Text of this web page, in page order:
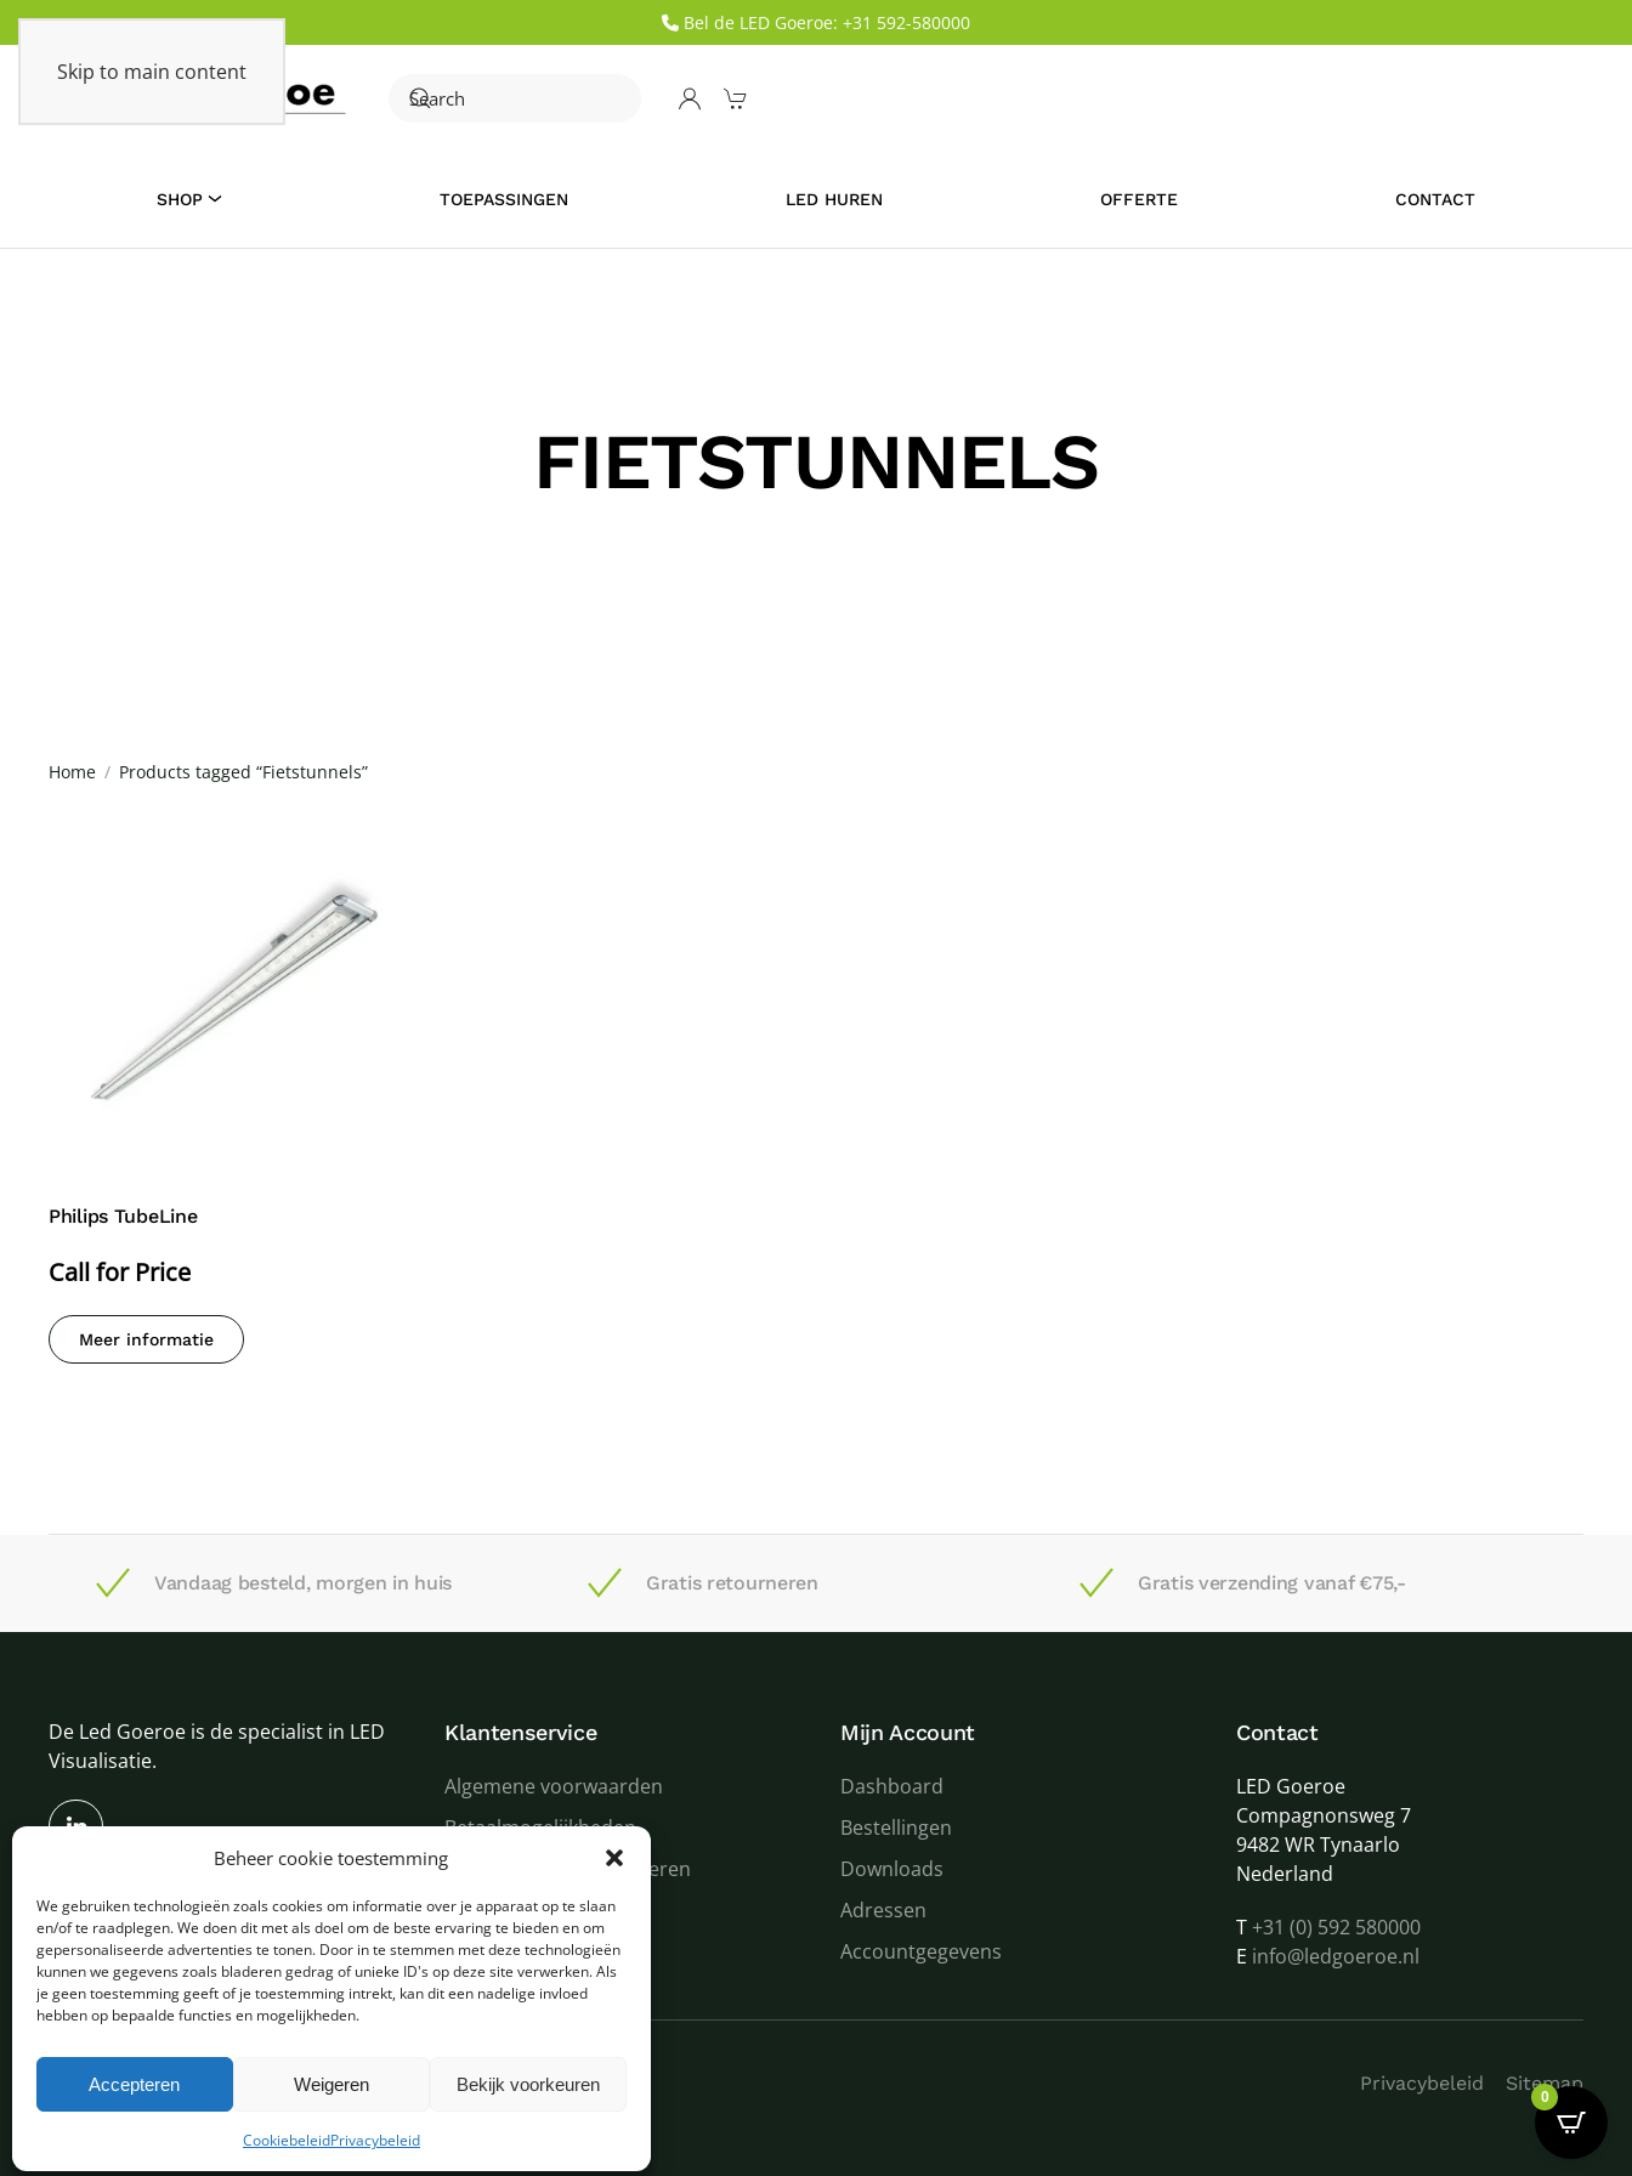
Beheer cookie toestemming
We gebruiken technologieën zoals cookies om informatie over je apparaat op te slaan
en/of te raadplegen. We doen dit met als doel om de beste ervaring te bieden en om
gepersonaliseerde advertenties te tonen. Door in te stemmen met deze technologieën
kunnen we gegevens zoals bladeren gedrag of unieke ID's op deze site verwerken. Als
je geen toestemming geeft of je toestemming intrekt, kan dit een nadelige invloed
hebben op bepaalde functies en mogelijkheden.
Accepteren Weigeren Bekijk voorkeuren
CookiebeleidPrivacybeleid
Skip to main content
Bel de LED Goeroe: +31 592-580000
SHOP TOEPASSINGEN LED HUREN OFFERTE CONTACT
FIETSTUNNELS
Home Products tagged “Fietstunnels”
Philips TubeLine
Call for Price
Meer informatie
Vandaag besteld, morgen in huis Gratis retourneren Gratis verzending vanaf €75,-
De Led Goeroe is de specialist in LED
Visualisatie.
Klantenservice
Algemene voorwaarden
Betaalmogelijkheden
Verzenden en retourneren
Garantie en service
Over ons
Mijn Account
Dashboard
Bestellingen
Downloads
Adressen
Accountgegevens
Contact
LED Goeroe
Compagnonsweg 7
9482 WR Tynaarlo
Nederland
T+31 (0) 592 580000
E info@ledgoeroe.nl
Copyright © 2025 - Alle rechten voorbehouden Privacybeleid Sitemap
0